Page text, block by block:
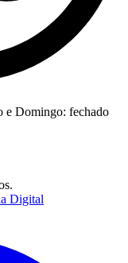
e Domingo: fechado
Digital